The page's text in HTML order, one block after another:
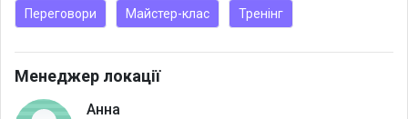
Переговори Майстер-клас Тренінг
Менеджер локації
Анна